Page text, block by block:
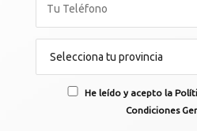
He leído y acepto la
Condiciones